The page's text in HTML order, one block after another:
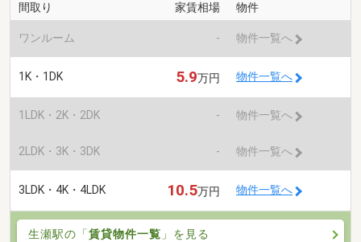
間取り 家賃相場 物件
ワンルーム - 物件一覧へ
1K・1DK 5.9万円 物件一覧へ
1LDK・2K・2DK - 物件一覧へ
2LDK・3K・3DK - 物件一覧へ
3LDK・4K・4LDK 10.5万円 物件一覧へ
生瀬駅の「賃貸物件一覧 」を見る